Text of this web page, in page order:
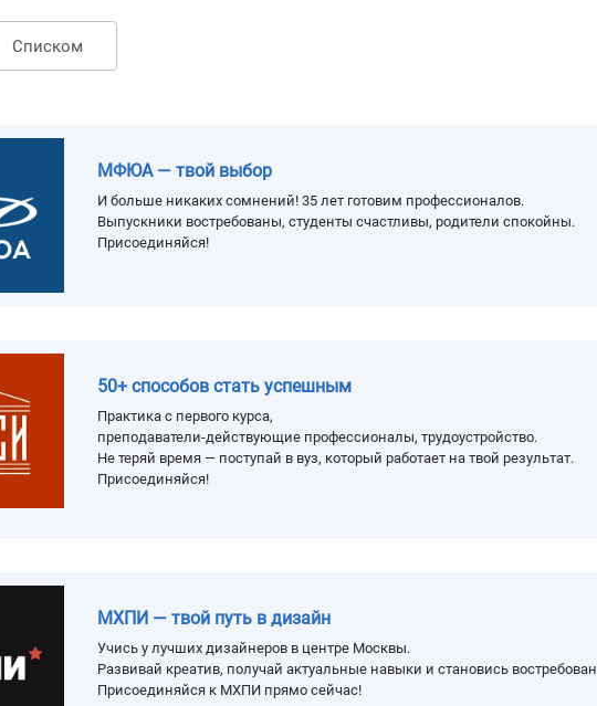
Списком
МФЮА — твой выбор
И больше никаких сомнений! 35 лет готовим профессионалов.
Выпускники востребованы, студенты счастливы, родители спокойны.
Присоединяйся!
50+ способов стать успешным
Практика с первого курса,
преподаватели-действующие профессионалы, трудоустройство.
Не теряй время — поступай в вуз, который работает на твой результат.
Присоединяйся!
МХПИ — твой путь в дизайн
Учись у лучших дизайнеров в центре Москвы.
Развивай креатив, получай актуальные навыки и становись
Присоединяйся к МХПИ прямо сейчас!